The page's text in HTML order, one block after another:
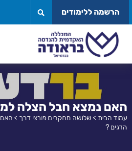
לתוכן
הרשמה ללימודים
האם נמצא חבל הצלה
עמוד הבית > שלושה מחקרים פורצי דרך >
הדגים ?